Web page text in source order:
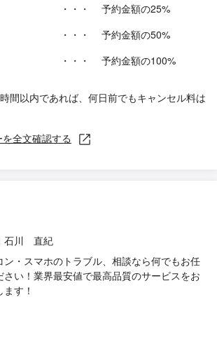
・・・
予約金額の25%
・・・
予約金額の50%
・・・ 予約金額の100%
間以内であれば、何日前でもキャンセル料は
全文確認する
石川 直紀
ン・スマホのトラブル、相談なら何でもお任
さい！業界最安値で最高品質のサービスをお
す！